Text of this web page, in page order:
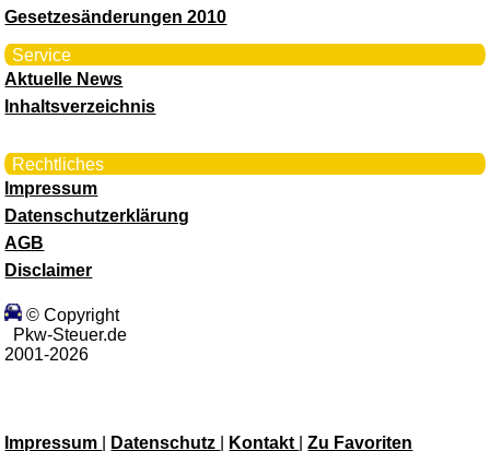
Gesetzesänderungen 2010
Service
Aktuelle News
Inhaltsverzeichnis
Rechtliches
Impressum
Datenschutzerklärung
AGB
Disclaimer
© Copyright
Pkw-Steuer.de
2001-2026
Impressum Datenschutz Kontakt |Zu Favoriten